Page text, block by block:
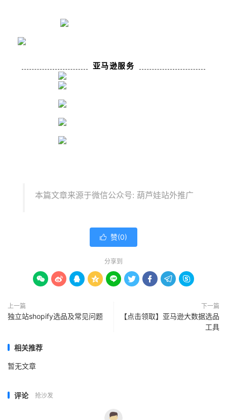
亚马逊服务
本篇文章来源于微信公众号: 葫芦娃站外推广
 赞(0)
分享到
        
上一篇
独立站shopify选品及常见问题
下一篇
【点击领取】亚马逊大数据选品
工具
相关推荐
暂无文章
评论 抢沙发